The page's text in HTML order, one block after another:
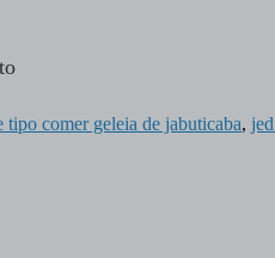
comer geleia de jabuticaba,